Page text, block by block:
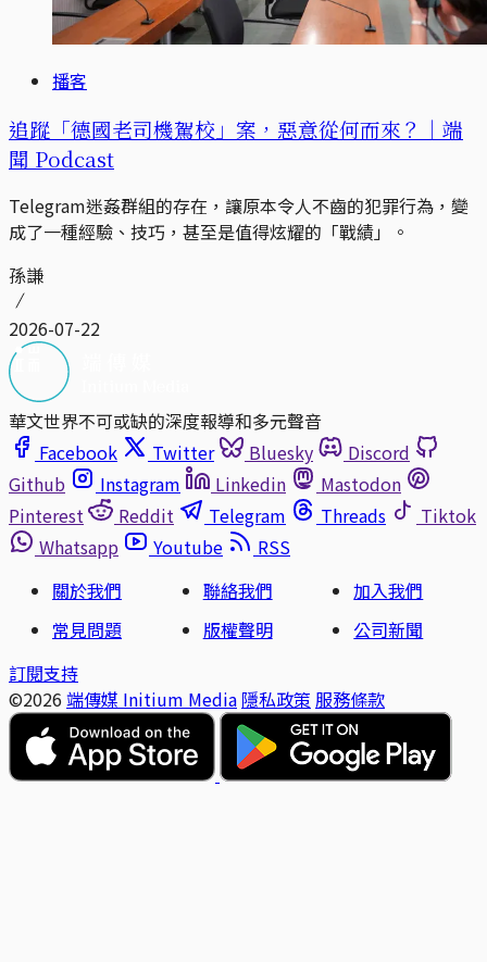
播客
追蹤「德國老司機駕校」案，惡意從何而來？｜端
聞 Podcast
Telegram迷姦群組的存在，讓原本令人不齒的犯罪行為，變
成了一種經驗、技巧，甚至是值得炫耀的「戰績」。
孫謙
2026-07-22
華文世界不可或缺的深度報導和多元聲音
Facebook
Twitter Bluesky
Discord
Github
Instagram Linkedin
Mastodon
Pinterest
Reddit Telegram Threads
Tiktok
Whatsapp
Youtube
RSS
關於我們
聯絡我們
加入我們
常見問題
版權聲明
公司新聞
訂閱支持
©2026 端傳媒 Initium Media 隱私政策 服務條款